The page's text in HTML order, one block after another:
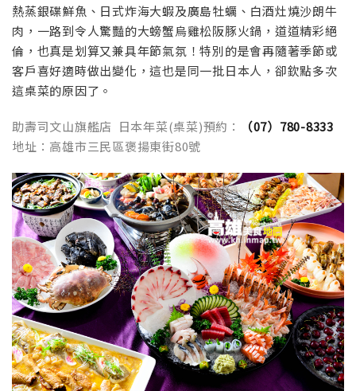
熱蒸銀碟鮮魚、日式炸海大蝦及廣島牡蠣、白酒灶燒沙朗牛
肉，一路到令人驚豔的大螃蟹烏雞松阪豚火鍋，道道精彩絕
倫，也真是划算又兼具年節氣氛！特別的是會再隨著季節或
客戶喜好適時做出變化，這也是同一批日本人，卻欽點多次
這桌菜的原因了。
助壽司文山旗艦店 日本年菜(桌菜)預約：
（07）780-8333
地址：高雄市三民區褒揚東街80號